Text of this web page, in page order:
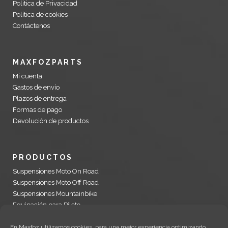
Politica de Privacidad
Política de cookies
Contáctenos
MAXFOZPARTS
Mi cuenta
Gastos de envío
Plazos de entrega
Formas de pago
Devolución de productos
PRODUCTOS
Suspensiones Moto On Road
Suspensiones Moto Off Road
Suspensiones Mountainbike
Equipación para Piloto